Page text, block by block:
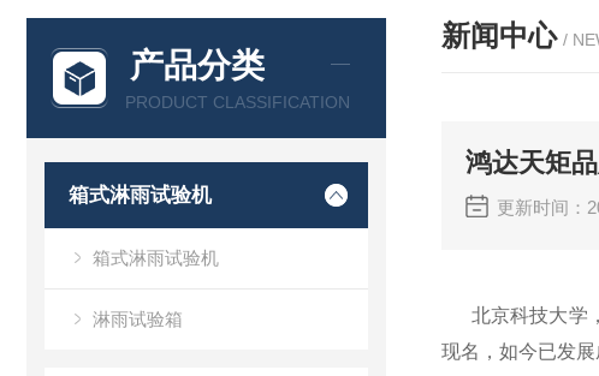
产品分类
PRODUCT CLASSIFICATION
箱式淋雨试验机
箱式淋雨试验机
淋雨试验箱
新闻中心 /
鸿达天矩
更新时间
北京科技大学，
现名，如今已发